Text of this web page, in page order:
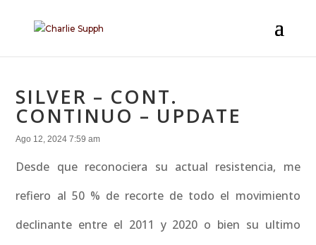
SILVER – CONT.
CONTINUO – UPDATE
Ago 12, 2024 7:59 am
Desde que reconociera su actual resistencia, me
refiero al 50 % de recorte de todo el movimiento
declinante entre el 2011 y 2020 o bien su ultimo